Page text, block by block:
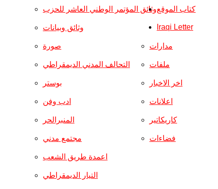
وثائق المؤتمر الوطني العاشر للحزب
وثائق وبيانات
صورة
التحالف المدني الديمقراطي
بوستر
ادب وفن
المنبرالحر
مجتمع مدني
مدارات
ملفات
اخر الاخبار
اعلانات
كاريكاتير
فضاءات
اعمدة طريق الشعب
التيار الديمقراطي
كتاب الموقع
Iraqi Letter